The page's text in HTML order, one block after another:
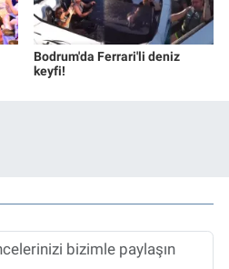
Bodrum'da Ferrari'li deniz
keyfi!